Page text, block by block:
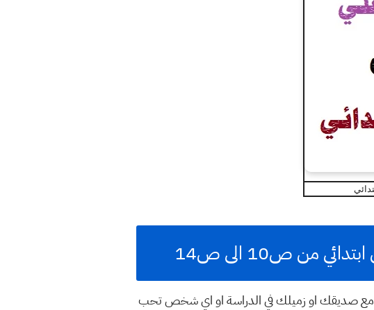
من ص10 الى ص14
مع صديقك او زميلك في الدراسة او اي شخص تحب